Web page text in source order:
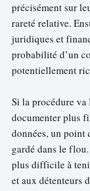
précisément sur
rareté relative.
juridiques et
probabilité d’un
potentiellement
Si la procédure
documenter plus
données, un point
gardé dans le
plus difficile à
et aux détenteurs